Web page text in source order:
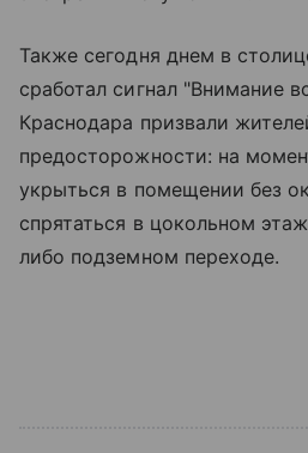
Также сегодня днем в
сработал сигнал "Внимание
Краснодара призвали
предосторожности: на
укрыться в помещении без
спрятаться в цокольном
либо подземном переходе.